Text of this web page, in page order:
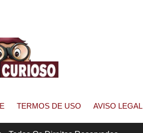
TERMOS DE USO AVISO LEGAL